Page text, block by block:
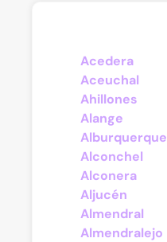
Acedera
Aceuchal
Ahillones
Alange
Alburquerque
Alconchel
Alconera
Aljucén
Almendral
Almendralejo